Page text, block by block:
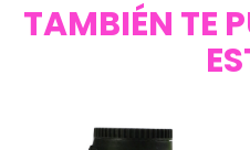
TAMBIÉN TE